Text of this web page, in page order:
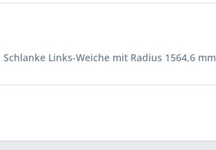
Links-Weiche mit Radius 1564,6 mm